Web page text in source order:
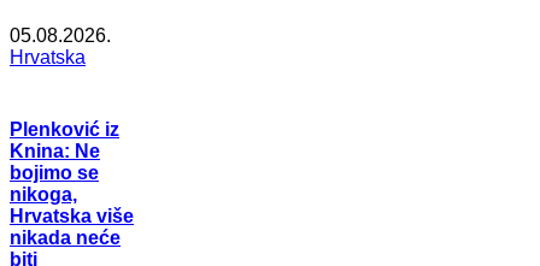
05.08.2026.
Hrvatska
Plenković iz
Knina: Ne
bojimo se
nikoga,
Hrvatska više
nikada neće
biti